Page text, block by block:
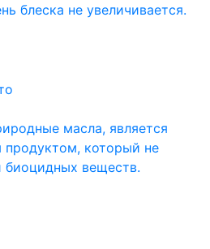
блеска не увеличивается.
масла, является
продуктом, который не
веществ.